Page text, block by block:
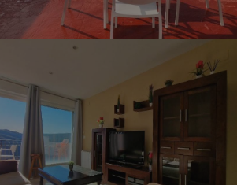
Es sieht so aus, als hätte sich unser Sucher